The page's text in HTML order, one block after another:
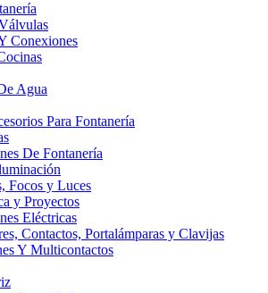
Conexiones
Agua
Para Fontanería
De Fontanería
Focos y Luces
y Proyectos
Eléctricas
Contactos, Portalámparas y Clavijas
Y Multicontactos